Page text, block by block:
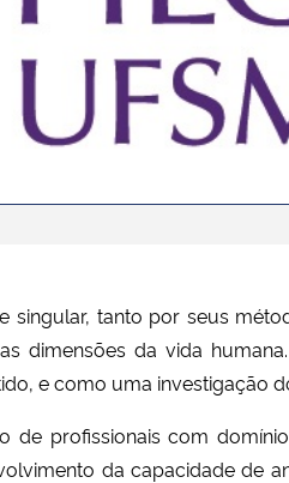
singular, tanto por seus
dimensões da vida
e como uma investigação
profissionais com
da capacidade de